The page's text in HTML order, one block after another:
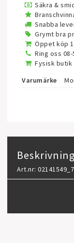
Säkra &
Snabba
Grymt bra
Öppet köp
Ring oss 08-
Fysisk
Varumärke
Beskrivning
Art.nr: